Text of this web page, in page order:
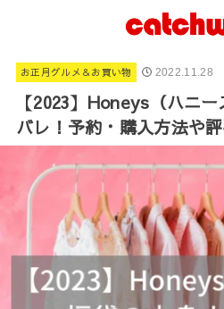
お正月グルメ＆お買い物 2022.11.28
【2023】Honeys（ハニ
バレ！予約・購入方法や